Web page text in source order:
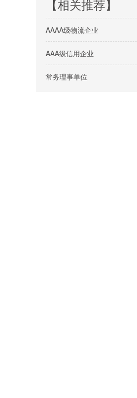
【相关推荐】
AAAA级物流企业
AAA级信用企业
常务理事单位